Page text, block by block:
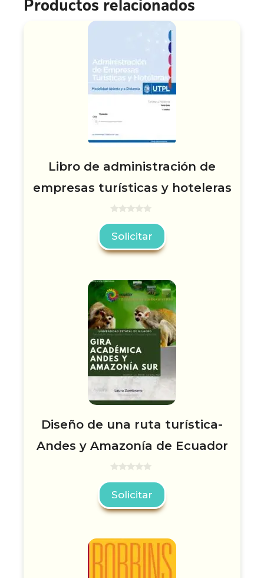
Productos relacionados
Libro de administración de
empresas turísticas y hoteleras
eSolicitar
Diseño de una ruta turística-
Andes y Amazonía de Ecuador
e
5
Solicitar